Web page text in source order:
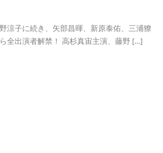
涼子に続き、矢部昌暉、新原泰佑、三浦獠
全出演者解禁！ 高杉真宙主演、藤野 […]